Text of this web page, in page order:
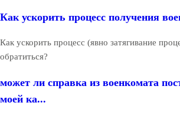
Как ускорить процесс получения
Как ускорить процесс (явно затягивание
обратиться?
может ли справка из военкомата
моей ка...